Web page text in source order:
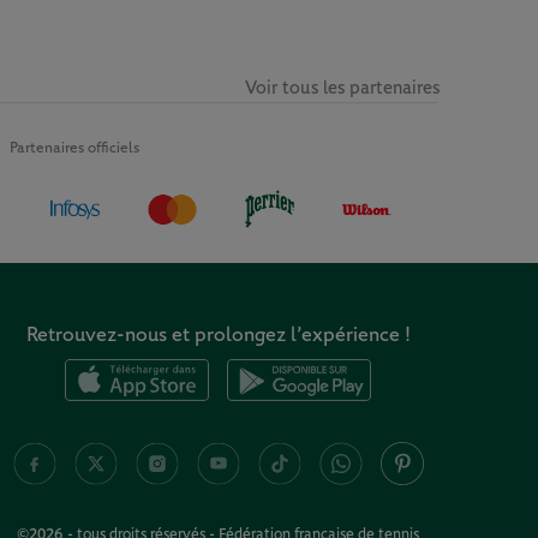
Partenaires officiels
Voir tous les partenaires
Retrouvez-nous et prolongez l’expérience !